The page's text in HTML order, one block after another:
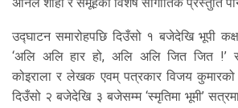
अनिल शाही र समूहको विशेष सांगीतिक प्रस्तुति
उद्घाटन समारोहपछि दिउँसो १ बजेदेखि भूपी
‘अलि अलि हार हो, अलि अलि जित जित !’
कोइराला र लेखक एवम् पत्रकार विजय
दिउँसो २ बजेदेखि ३ बजेसम्म ‘स्मृतिमा भूमी’